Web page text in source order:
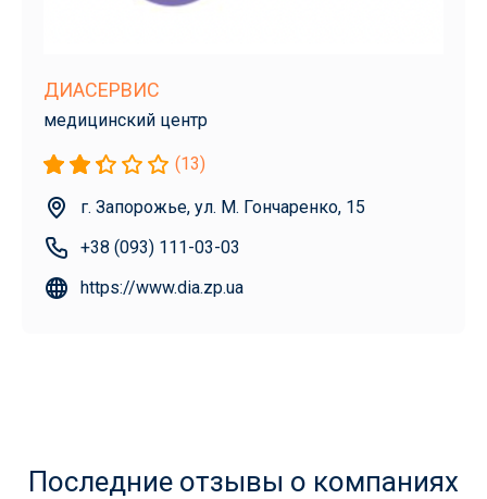
ДИАСЕРВИС
медицинский центр
(13)
г. Запорожье, ул. М. Гончаренко, 15
+38 (093) 111-03-03
https://www.dia.zp.ua
Последние отзывы о компаниях